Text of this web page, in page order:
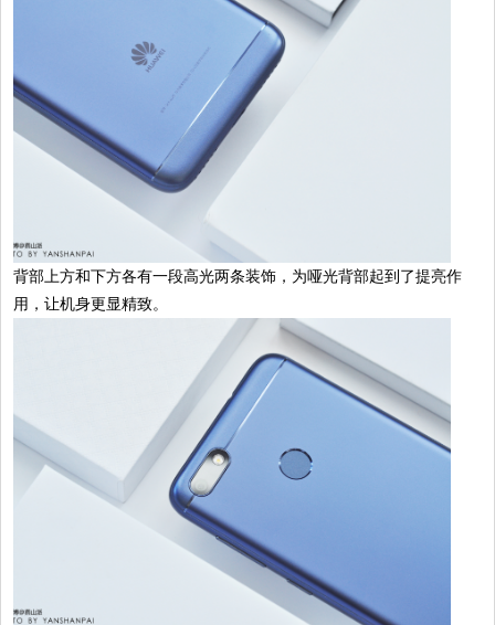
背部上方和下方各有一段高光两条装饰，为哑光背部起到了提亮作
用，让机身更显精致。